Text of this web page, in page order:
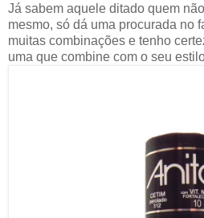
Já sabem aquele ditado quem
mesmo, só dá uma procurada no
muitas combinações e tenho
uma que combine com o seu